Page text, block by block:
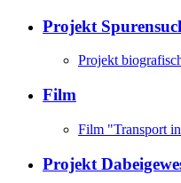
Projekt
Projekt
Film
Film "Transport
Projekt